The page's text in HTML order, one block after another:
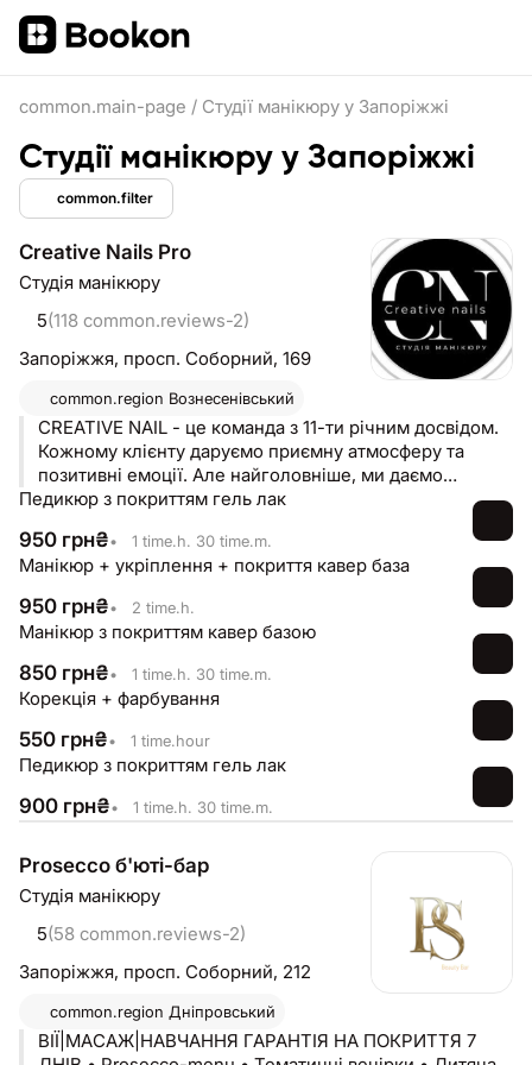
common.main-page / Студії манікюру у Запоріжжі
Студії манікюру у Запоріжжі
common.filter
Creative Nails Pro
Студія манікюру
5(118 common.reviews-2)
Запоріжжя, просп. Соборний, 169
common.region Вознесенівський
CREATIVE NAIL - це команда з 11-ти річним досвідом.
Кожному клієнту даруємо приємну атмосферу та
позитивні емоції. Але найголовніше, ми даємо
зрозуміти, що найбільша цінність у кожної - це така
Педикюр з покриттям гель лак
950 грн₴• 1 time.h. 30 time.m.
Манікюр + укріплення + покриття кавер база
950 грн₴• 2 time.h.
Манікюр з покриттям кавер базою
850 грн₴• 1 time.h. 30 time.m.
Корекція + фарбування
550 грн₴• 1 time.hour
Педикюр з покриттям гель лак
900 грн₴• 1 time.h. 30 time.m.
Prosecco б'юті-бар
Студія манікюру
5(58 common.reviews-2)
Запоріжжя, просп. Соборний, 212
common.region Дніпровський
ВІЇ|МАСАЖ|НАВЧАННЯ ГАРАНТІЯ НА ПОКРИТТЯ 7